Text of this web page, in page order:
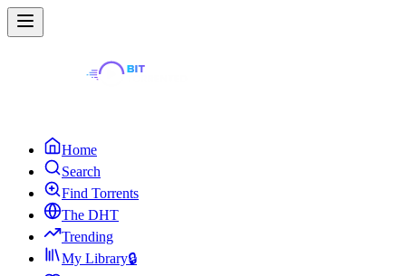
Home
Search
Find Torrents
The DHT
Trending
My Library🔒